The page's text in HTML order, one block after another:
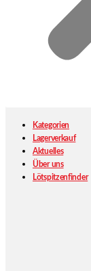
Kategorien
Lagerverkauf
Aktuelles
Über uns
Lötspitzenfinder